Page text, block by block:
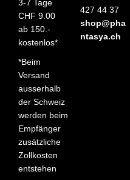
3-7 Tage
CHF 9.00
ab 150.-
kostenlos*
*Beim
Versand
ausserhalb
der Schweiz
werden beim
Empfänger
zusätzliche
Zollkosten
entstehen
427 44 37
shop@pha
ntasya.ch